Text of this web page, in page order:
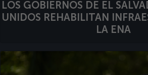
LOS GOBIERNOS DE EL
UNIDOS REHABILITAN
LA ENA